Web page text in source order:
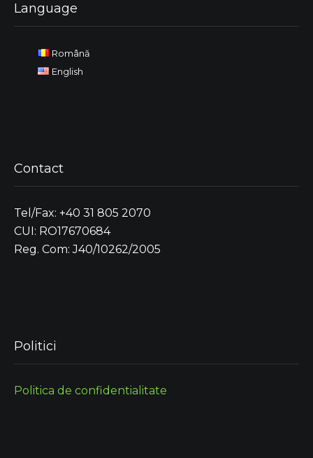
Language
Română
English
Contact
Tel/Fax: +40 31 805 2070
CUI: RO17670684
Reg. Com: J40/10262/2005
Politici
Politica de confidentialitate